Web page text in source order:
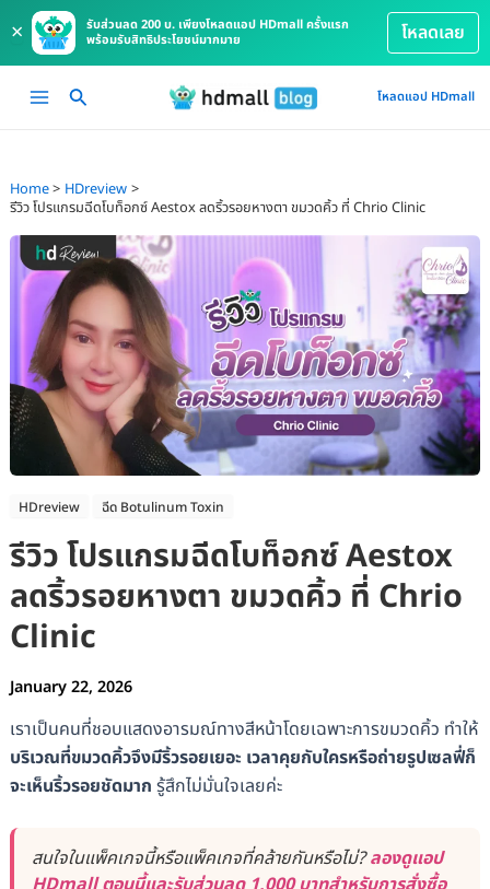
×
รับส่วนลด 200 บ. เพียงโหลดแอป HDmall ครั้งแรก
พร้อมรับสิทธิประโยชน์มากมาย
โหลดเลย
Main
โหลดแอป HDmall
Home
HDreview
รีวิว โปรแกรมฉีดโบท็อกซ์ Aestox ลดริ้วรอยหางตา ขมวดคิ้ว ที่ Chrio Clinic
HDreview ฉีด Botulinum Toxin
รีวิว โปรแกรมฉีดโบท็อกซ์ Aestox
ลดริ้วรอยหางตา ขมวดคิ้ว ที่ Chrio
Clinic
January 22, 2026
เราเป็นคนที่ชอบแสดงอารมณ์ทางสีหน้าโดยเฉพาะการขมวดคิ้ว ทำให้
บริเวณที่ขมวดคิ้วจึงมีริ้วรอยเยอะ เวลาคุยกับใครหรือถ่ายรูปเซลฟี่ก็
จะเห็นริ้วรอยชัดมาก รู้สึกไม่มั่นใจเลยค่ะ
สนใจในแพ็คเกจนี้หรือแพ็คเกจที่คล้ายกันหรือไม่?ลองดูแอป